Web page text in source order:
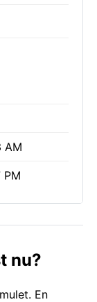
AM
PM
nu?
En